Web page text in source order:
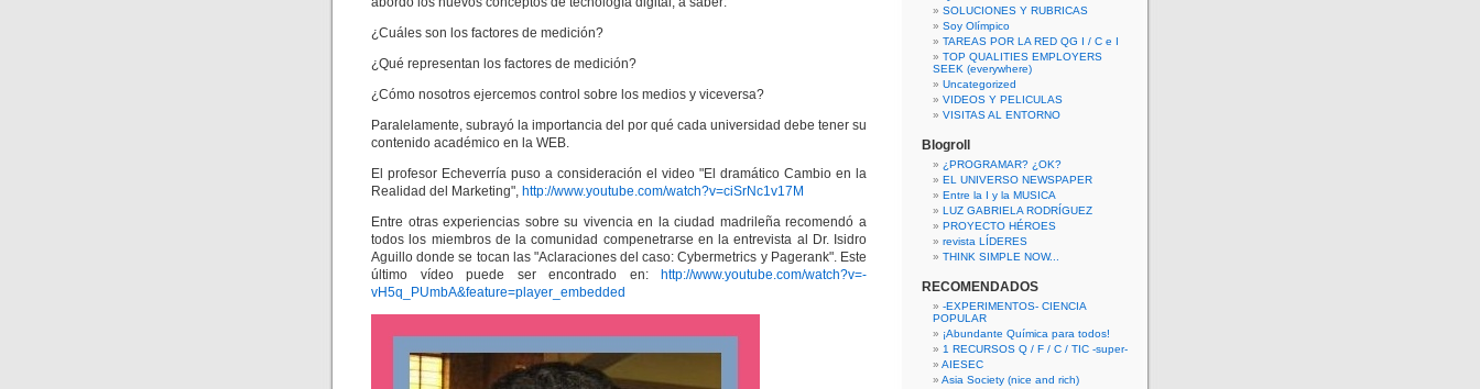
¿Cuáles son los factores de medición?
¿Qué representan los factores de medición?
¿Cómo nosotros ejercemos control sobre los medios y viceversa?
Paralelamente, subrayó la importancia del por qué cada universidad debe tener su
contenido académico en la WEB.
El profesor Echeverría puso a consideración el video "El dramático Cambio en la
Realidad del Marketing", http://www.youtube.com/watch?v=ciSrNc1v17M
Entre otras experiencias sobre su vivencia en la ciudad madrileña recomendó a
todos los miembros de la comunidad compenetrarse en la entrevista al Dr. Isidro
Aguillo donde se tocan las "Aclaraciones del caso: Cybermetrics y Pagerank". Este
último vídeo puede ser encontrado en: http://www.youtube.com/watch?v=-
vH5q_PUmbA&feature=player_embedded
SOLUCIONES Y RUBRICAS
Soy Olímpico
TAREAS POR LA RED QG I / C e I
TOP QUALITIES EMPLOYERS
SEEK (everywhere)
Uncategorized
VIDEOS Y PELICULAS
VISITAS AL ENTORNO
Blogroll
¿PROGRAMAR? ¿OK?
EL UNIVERSO NEWSPAPER
Entre la I y la MUSICA
LUZ GABRIELA RODRÍGUEZ
PROYECTO HÉROES
revista LÍDERES
THINK SIMPLE NOW...
RECOMENDADOS
-EXPERIMENTOS- CIENCIA
POPULAR
¡Abundante Química para todos!
1 RECURSOS Q / F / C / TIC -super-
AIESEC
Asia Society (nice and rich)